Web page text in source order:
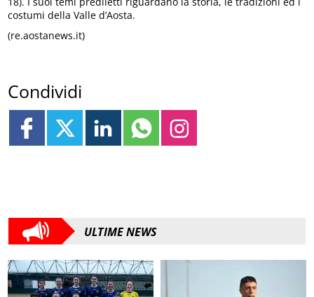
costumi della Valle d’Aosta.
(re.aostanews.it)
Condividi
ULTIME NEWS